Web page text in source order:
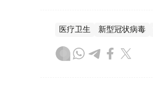
医疗卫生 新型冠状病毒